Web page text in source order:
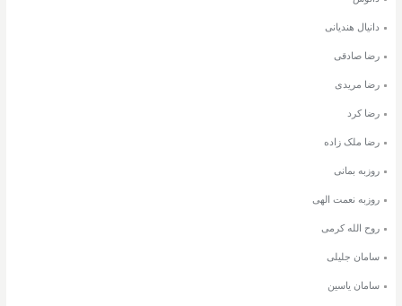
دانیال هندیانی
رضا صادقی
رضا مریدی
رضا کرد
رضا ملک زاده
روزبه بمانی
روزبه نعمت الهی
روح الله کرمی
سامان جلیلی
سامان یاسین